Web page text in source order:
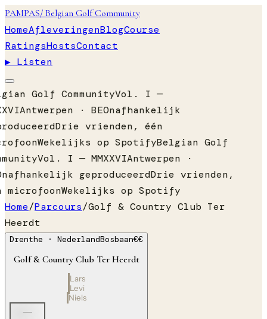
PAMPAS/ Belgian Golf Community
HomeAfleveringenBlogCourse
RatingsHostsContact
▶ Listen
Golf CommunityVol. I —
Antwerpen · BEOnafhankelijk
Drie vrienden, één
Wekelijks op SpotifyBelgian Golf
Vol. I — MMXXVIAntwerpen ·
geproduceerdDrie vrienden,
microfoonWekelijks op Spotify
Home/Parcours/Golf & Country Club Ter
Heerdt
Drenthe · NederlandBosbaan€€
Golf & Country Club Ter Heerdt
Lars
Levi
Niels
—